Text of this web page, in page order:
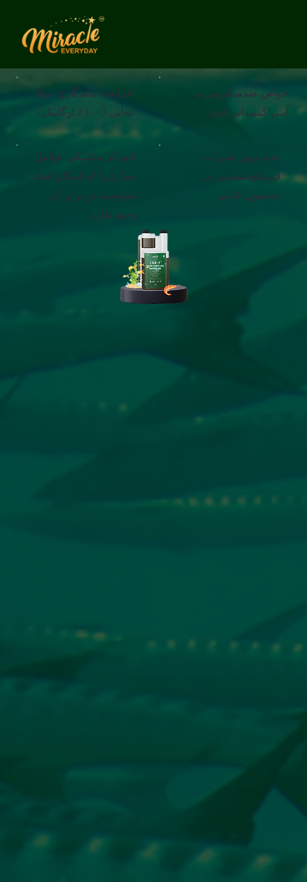
افزاینده ماندگاری مواد
غذایی (۱۰۰٪ ارگانیک)
نابودگر مکانیکی عوامل
بیماری‌زا که امکان ایجاد
مقاومت در برابر آن
وجود ندارد.
خواص ضدمیکروبی و
آنتی‌اکسیدانی قوی
عدم بروز تغییرات
فیزیکوشیمیایی در
محصول غذایی